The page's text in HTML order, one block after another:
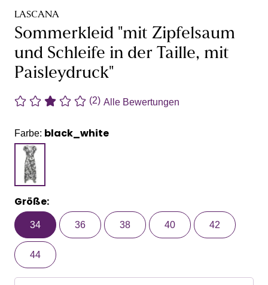
LASCANA
Sommerkleid "mit Zipfelsaum
und Schleife in der Taille, mit
Paisleydruck"
(2) Alle Bewertungen
Farbe: black_white
Größe:
34 36 38 40 42
44